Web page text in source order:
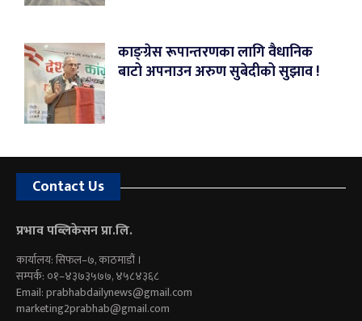
काङ्ग्रेस रूपान्तरणका लागि वैधानिक
बाटो अपनाउन अरुण सुबेदीको सुझाव !
Contact Us
प्रभाव पब्लिकेसन प्रा.लि.
कार्यालय: सिफल–७, काठमाडौं ।
सम्पर्क: ०१–४३७३५७७, ४५८४३६८
Email:prabhabdailynews@gmail.com
marketing2prabhab@gmail.com